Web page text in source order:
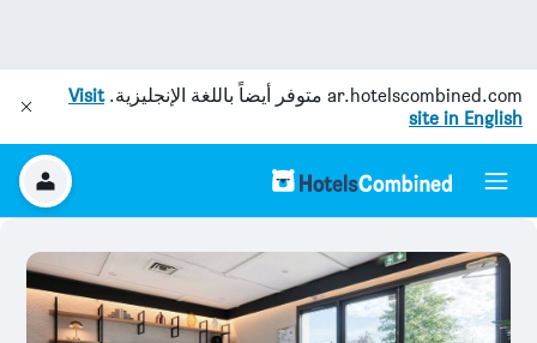
ar.hotelscombined.com متوفر أيضاً باللغة الإنجليزية.Visit
site in English